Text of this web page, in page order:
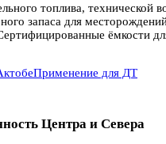
топлива, технической
запаса для
ёмкости
Применение для ДТ
Центра и Севера